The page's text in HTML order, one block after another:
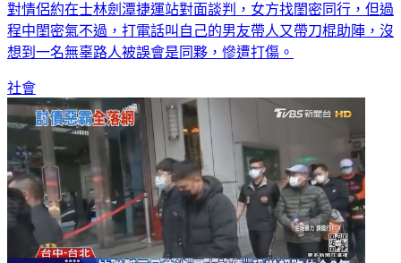
對情侶約在士林劍潭捷運站對面談判，女方找閨密同行，但過
程中閨密氣不過，打電話叫自己的男友帶人又帶刀棍助陣，沒
想到一名無辜路人被誤會是同夥，慘遭打傷。
社會